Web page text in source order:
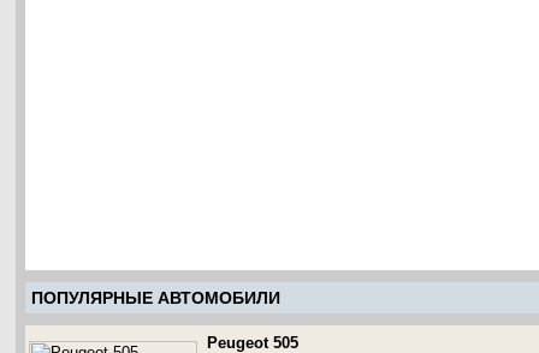
ПОПУЛЯРНЫЕ АВТОМОБИЛИ
Peugeot 505